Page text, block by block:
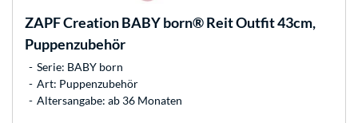
ZAPF CreationBABY born® Reit Outfit 43cm,
Puppenzubehör
Serie: BABY born
Art: Puppenzubehör
Altersangabe: ab 36 Monaten